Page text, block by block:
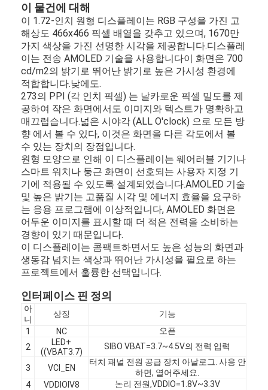
홈
제품
비디오
우리 에 관한 것
공장 투어
품질 관리
저희와 연락
이 물건에 대해
이 1.72-인치 원형 디스플레이는 RGB 구성을 가진 고
해상도 466x466 픽셀 배열을 갖추고 있으며, 1670만
가지 색상을 가진 선명한 시각을 제공합니다.디스플레
이는 전송 AMOLED 기술을 사용합니다이 화면은 700
cd/m2의 밝기로 뛰어난 밝기로 높은 가시성 환경에
적합합니다.낮에도.
273의 PPI (각 인치 픽셀) 는 날카로운 픽셀 밀도를 제
공하여 작은 화면에서도 이미지와 텍스트가 명확하고
매끄럽습니다.넓은 시야각 (ALL O'clock) 으로 모든 방
향 에서 볼 수 있다, 이것은 화면을 다른 각도에서 볼
수 있는 장치의 장점입니다.
원형 모양으로 인해 이 디스플레이는 웨어러블 기기나
스마트 워치나 둥근 화면이 선호되는 사용자 지정 기
기에 적용될 수 있도록 설계되었습니다.AMOLED 기술
및 높은 밝기는 고품질 시각 및 에너지 효율을 요구하
는 응용 프로그램에 이상적입니다, AMOLED 화면은
어두운 이미지를 표시할 때 더 적은 전력을 소비하는
경향이 있기 때문입니다.
이 디스플레이는 콤팩트하면서도 높은 성능의 화면과
생동감 넘치는 색상과 뛰어난 가시성을 필요로 하는
프로젝트에서 훌륭한 선택입니다.
인터페이스 핀 정의
아
니
상징
기능
1
NC
오픈
2
LED+
((VBAT3.7)
SIBO VBAT=3.7~4.5V의 전력 입력
3 VCI_EN
터치 패널 전원 공급 장치 아날로그. 사용 안
하면, 열어주세요.
4
VDDIOIV8
논리 전원,VDDIO=1.8V~3.3V